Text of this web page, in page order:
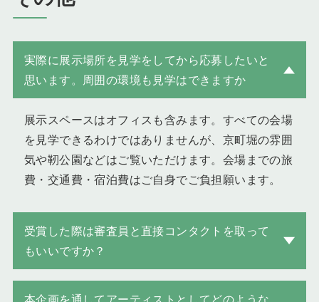
実際に展示場所を見学をしてから応募したいと
思います。周囲の環境も見学はできますか
展示スペースはオフィスも含みます。すべての会場
を見学できるわけではありませんが、京町堀の雰囲
気や靭公園などはご覧いただけます。会場までの旅
費・交通費・宿泊費はご自身でご負担願います。
受賞した際は審査員と直接コンタクトを取って
もいいですか？